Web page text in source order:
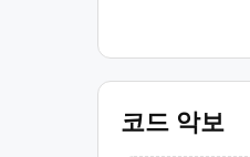
코드 악보